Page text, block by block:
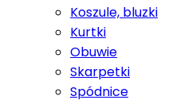
Koszule, bluzki
Kurtki
Obuwie
Skarpetki
Spódnice